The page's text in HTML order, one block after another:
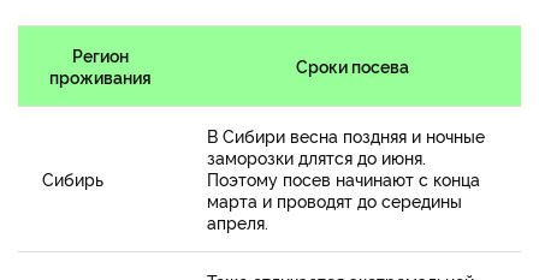
Регион
проживания
Сроки посева
Сибирь
В Сибири весна поздняя и ночные
заморозки длятся до июня.
Поэтому посев начинают с конца
марта и проводят до середины
апреля.